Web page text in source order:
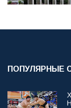
ПОПУЛЯРНЫЕ